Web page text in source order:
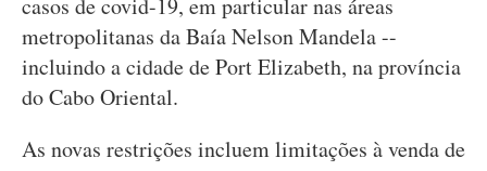
casos de covid-19, em particular nas áreas
metropolitanas da Baía Nelson Mandela --
incluindo a cidade de Port Elizabeth, na província
do Cabo Oriental.
As novas restrições incluem limitações à venda de